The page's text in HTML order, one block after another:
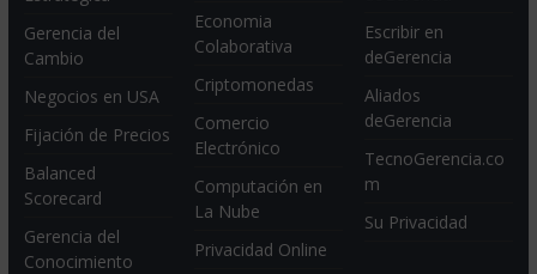
Gerencia del
Cambio
Negocios en USA
Fijación de Precios
Balanced
Scorecard
Gerencia del
Conocimiento
Economia
Colaborativa
Criptomonedas
Comercio
Electrónico
Computación en
La Nube
Privacidad Online
Escribir en
deGerencia
Aliados
deGerencia
TecnoGerencia.co
m
Su Privacidad